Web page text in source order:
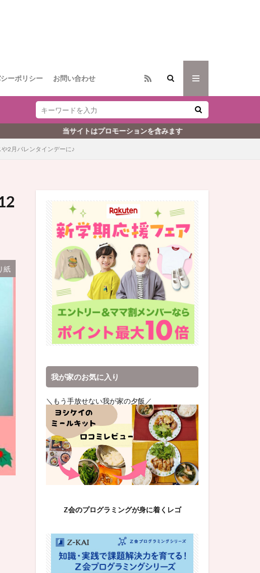
ーポリシー お問い合わせ
サイトはプロモーションを含みます
2月バレンタインデーに♪
紙
我が家のお気に入り
＼もう手放せない我が家の夕飯／
Z会のプログラミングが身に着くレゴ